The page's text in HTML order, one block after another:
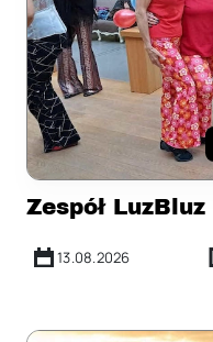
Zespół LuzBluz
13.08.2026